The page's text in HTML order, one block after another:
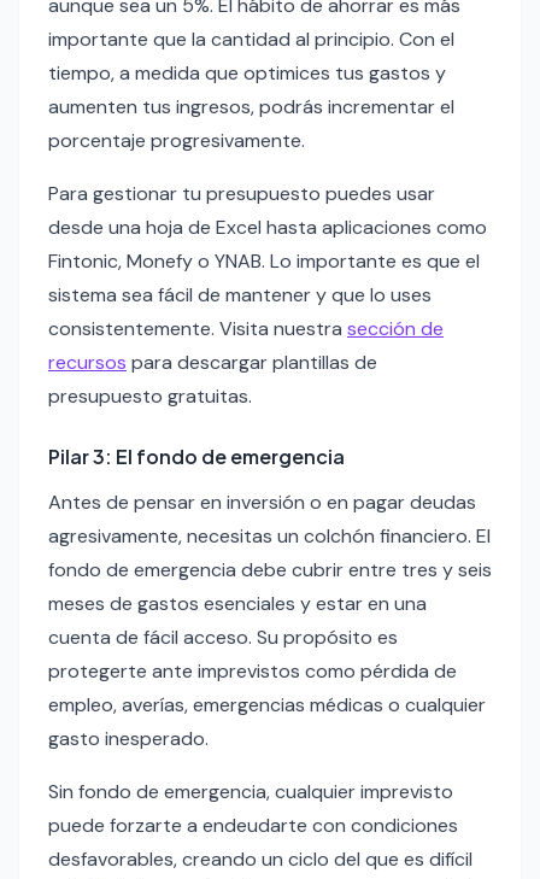
aunque sea un 5%. El hábito de ahorrar es más
importante que la cantidad al principio. Con el
tiempo, a medida que optimices tus gastos y
aumenten tus ingresos, podrás incrementar el
porcentaje progresivamente.
Para gestionar tu presupuesto puedes usar
desde una hoja de Excel hasta aplicaciones como
Fintonic, Monefy o YNAB. Lo importante es que el
sistema sea fácil de mantener y que lo uses
consistentemente. Visita nuestra sección de
recursos para descargar plantillas de
presupuesto gratuitas.
Pilar 3: El fondo de emergencia
Antes de pensar en inversión o en pagar deudas
agresivamente, necesitas un colchón financiero. El
fondo de emergencia debe cubrir entre tres y seis
meses de gastos esenciales y estar en una
cuenta de fácil acceso. Su propósito es
protegerte ante imprevistos como pérdida de
empleo, averías, emergencias médicas o cualquier
gasto inesperado.
Sin fondo de emergencia, cualquier imprevisto
puede forzarte a endeudarte con condiciones
desfavorables, creando un ciclo del que es difícil